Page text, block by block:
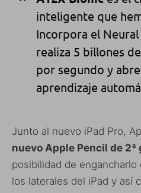
inteligente que
Incorpora el
realiza 5 billones
por segundo y
aprendizaje
Junto al nuevo iPad Pro,
nuevo Apple Pencil de 2ª
posibilidad de
los laterales del iPad y así